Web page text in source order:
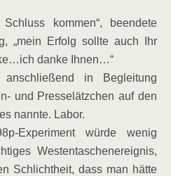
kommen“, beendete
„mein Erfolg sollte auch Ihr
danke Ihnen…“
in Begleitung
und Presselätzchen auf den
nannte. Labor.
Experiment würde wenig
Westentaschenereignis,
Schlichtheit, dass man hätte